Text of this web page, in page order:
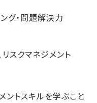
グ・問題解決力
リスクマネジメント
トスキルを学ぶこと